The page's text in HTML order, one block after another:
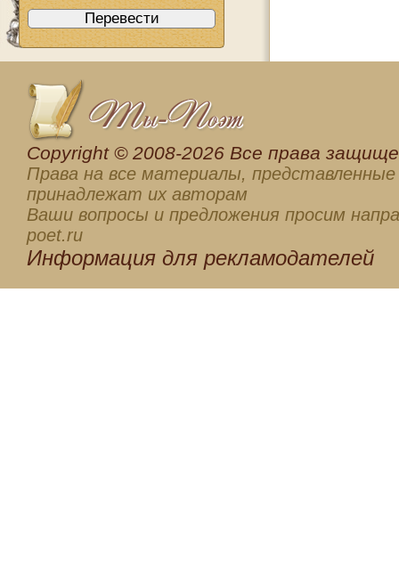
Сopyright © 2008-2026 Все права
Права на все материалы, представленные
принадлежат их авторам
Ваши вопросы и предложения просим
poet.ru
Информация для рекламодателей